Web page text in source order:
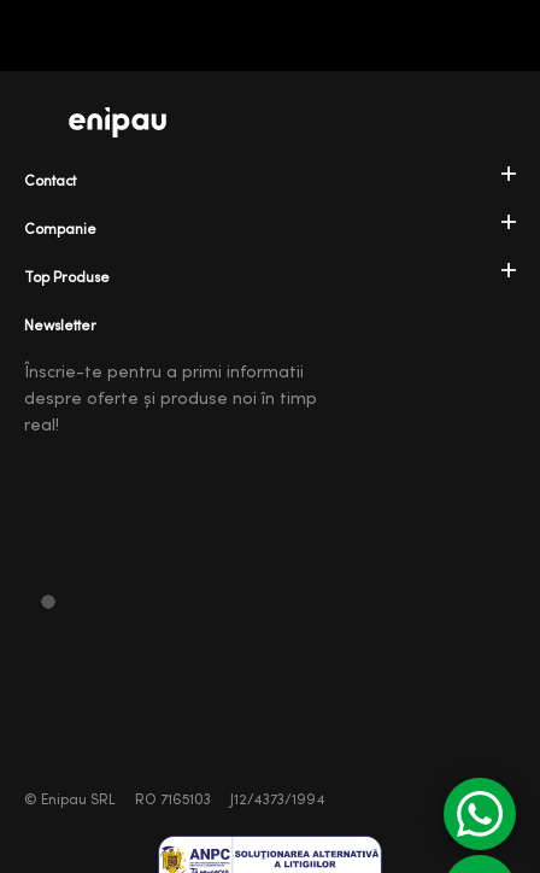
Companie
Top Produse
Contact
Newsletter
Înscrie-te pentru a primi informatii
despre oferte și produse noi în timp
real!
© Enipau SRL RO 7165103 J12/4373/1994